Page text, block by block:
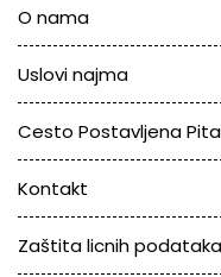
O nama
Uslovi najma
Cesto Postavljena
Kontakt
Zaštita licnih podataka